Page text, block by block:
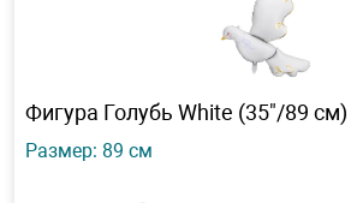
Фигура Голубь White (35"/89
Размер: 89 см